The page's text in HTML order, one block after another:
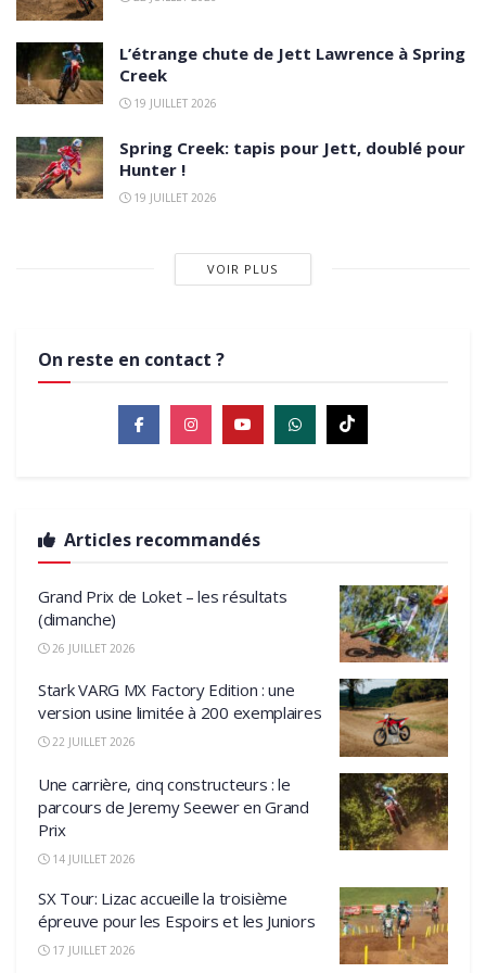
L’étrange chute de Jett Lawrence à Spring
Creek
19 JUILLET 2026
Spring Creek: tapis pour Jett, doublé pour
Hunter !
19 JUILLET 2026
VOIR PLUS
On reste en contact ?
Articles recommandés
Grand Prix de Loket – les résultats
(dimanche)
26 JUILLET 2026
Stark VARG MX Factory Edition : une
version usine limitée à 200 exemplaires
22 JUILLET 2026
Une carrière, cinq constructeurs : le
parcours de Jeremy Seewer en Grand
Prix
14 JUILLET 2026
SX Tour: Lizac accueille la troisième
épreuve pour les Espoirs et les Juniors
17 JUILLET 2026